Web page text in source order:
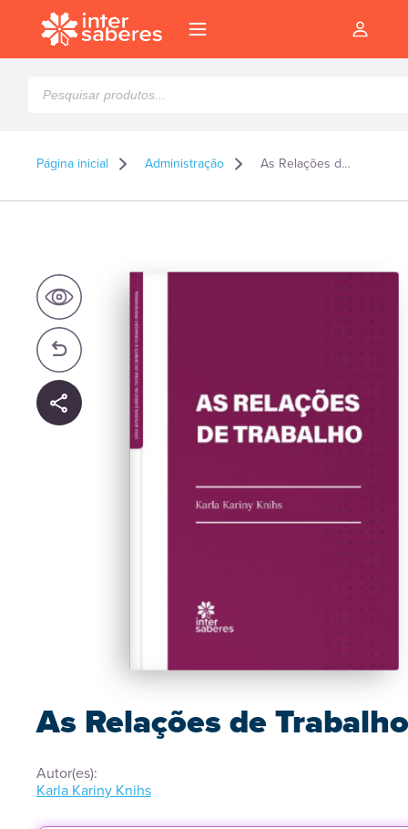
produtos
Página inicial Administração As Relações de Trabalho
As Relações de Trabalho
Autor(es):
Karla Kariny Knihs